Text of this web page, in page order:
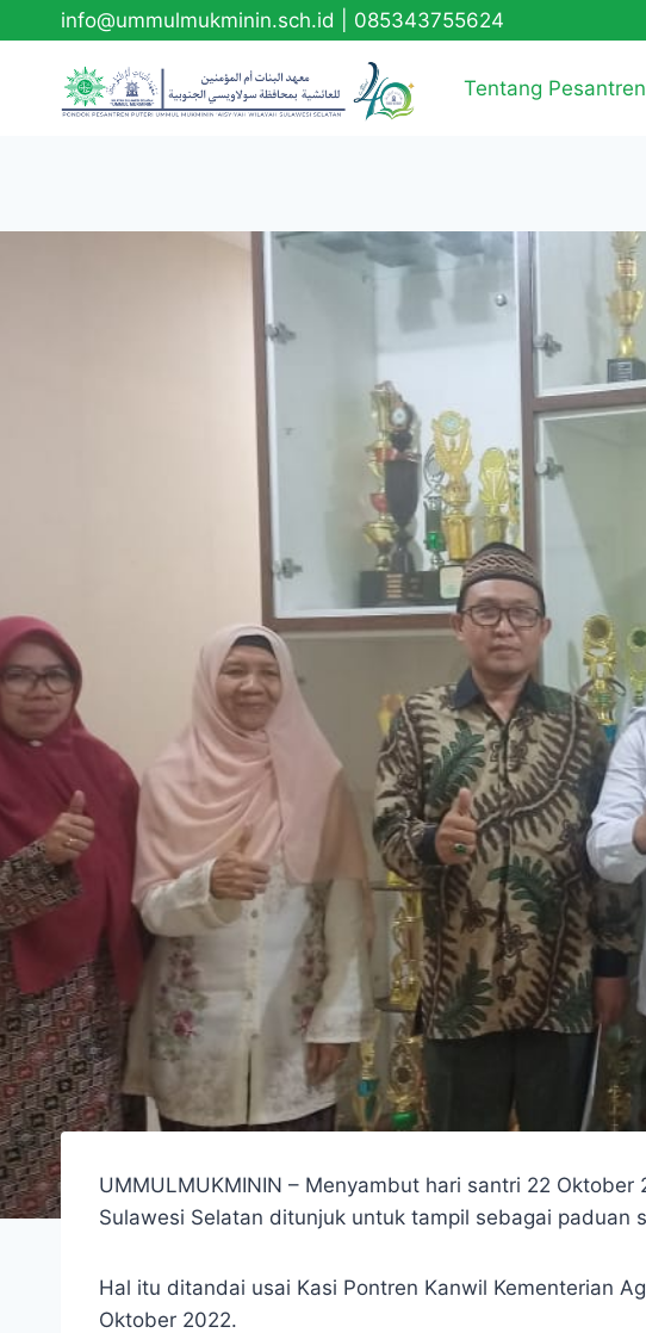
info@ummulmukminin.sch.id 085343755624
Tentang Pesantren
UMMULMUKMININ – Menyambut hari santri 22
Sulawesi Selatan ditunjuk untuk tampil sebagai paduan
Hal itu ditandai usai Kasi Pontren Kanwil Kementerian
Oktober 2022.